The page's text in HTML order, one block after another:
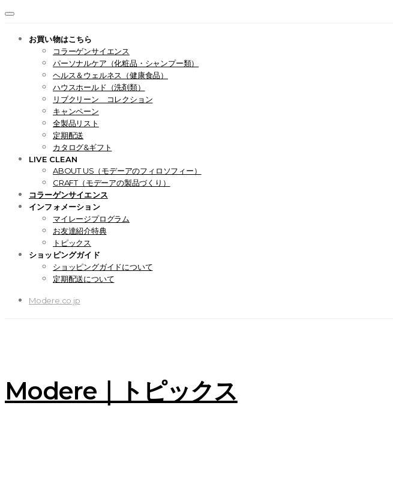
お買い物はこちら
コラーゲンサイエンス
パーソナルケア（化粧品・シャンプー類）
ヘルス＆ウェルネス（健康食品）
ハウスホールド（洗剤類）
リブクリーン コレクション
キャンペーン
全製品リスト
定期配送
カタログ&ギフト
LIVE CLEAN
ABOUT US（モデーアのフィロソフィー）
CRAFT（モデーアの製品づくり）
コラーゲンサイエンス
インフォメーション
マイレージプログラム
お友達紹介特典
トピックス
ショッピングガイド
ショッピングガイドについて
定期配送について
Modere.co.jp
Modere｜トピックス